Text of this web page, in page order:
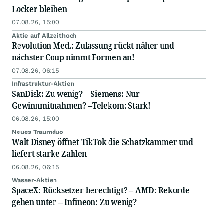
Locker bleiben
07.08.26, 15:00
Aktie auf Allzeithoch
Revolution Med.: Zulassung rückt näher und
nächster Coup nimmt Formen an!
07.08.26, 06:15
Infrastruktur-Aktien
SanDisk: Zu wenig? – Siemens: Nur
Gewinnmitnahmen? –Telekom: Stark!
06.08.26, 15:00
Neues Traumduo
Walt Disney öffnet TikTok die Schatzkammer und
liefert starke Zahlen
06.08.26, 06:15
Wasser-Aktien
SpaceX: Rücksetzer berechtigt? – AMD: Rekorde
gehen unter – Infineon: Zu wenig?